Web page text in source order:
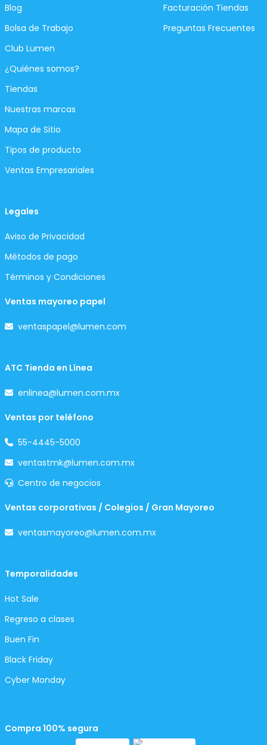
Blog
Bolsa de Trabajo
Club Lumen
¿Quiénes somos?
Tiendas
Nuestras marcas
Mapa de Sitio
Tipos de producto
Ventas Empresariales
Facturación Tiendas
Preguntas Frecuentes
Legales
Aviso de Privacidad
Métodos de pago
Términos y Condiciones
Ventas mayoreo papel
ventaspapel@lumen.com
ATC Tienda en Línea
enlinea@lumen.com.mx
Ventas por teléfono
55-4445-5000
ventastmk@lumen.com.mx
Centro de negocios
Ventas corporativas / Colegios / Gran Mayoreo
ventasmayoreo@lumen.com.mx
Temporalidades
Hot Sale
Regreso a clases
Buen Fin
Black Friday
Cyber Monday
Compra 100% segura